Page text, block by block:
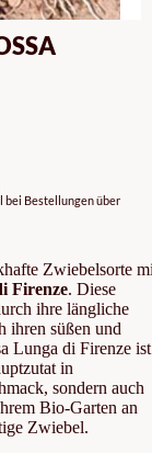
bei Bestellungen über
Zwiebelsorte
Firenze. Diese
ihre längliche
ihren süßen und
Lunga di Firenze ist
in
sondern auch
Bio-Garten an
Zwiebel.